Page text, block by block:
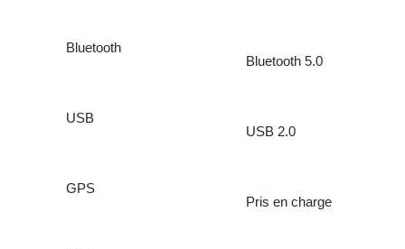
Bluetooth
Bluetooth 5.0
USB
USB 2.0
GPS
Pris en charge